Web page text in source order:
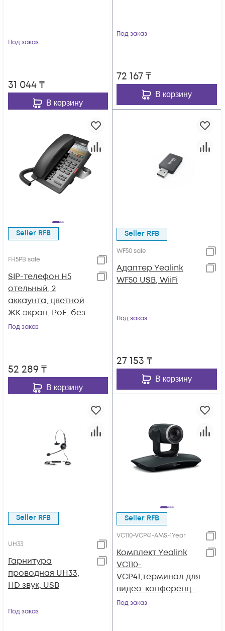
Под заказ
31 044₸
В корзину
Под заказ
72 167₸
В корзину
Seller RFB
FH5PB sale
SIP-телефон H5
отельный, 2
аккаунта, цветной
ЖК экран, PoE, без
б/п
Под заказ
52 289 ₸
В корзину
Seller RFB
WF50 sale
Адаптер Yealink
WF50 USB, WiiFi
Под заказ
27 153 ₸
В корзину
Seller RFB
UH33
Гарнитура
проводная UH33,
HD звук, USB
Под заказ
Seller RFB
VC110-VCP41-AMS-1Year
Комплект Yealink
VC110-
VCP41,терминал для
видео-конференц-
связи в комплекте с
Под заказ